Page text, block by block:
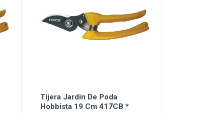
Tijera Jardin De Poda
Hobbista 19 Cm 417CB *